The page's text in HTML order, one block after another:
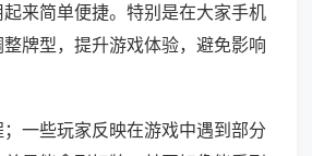
来简单便捷。特别是在大家手机
牌型，提升游戏体验，避免影响
一些玩家反映在游戏中遇到部分